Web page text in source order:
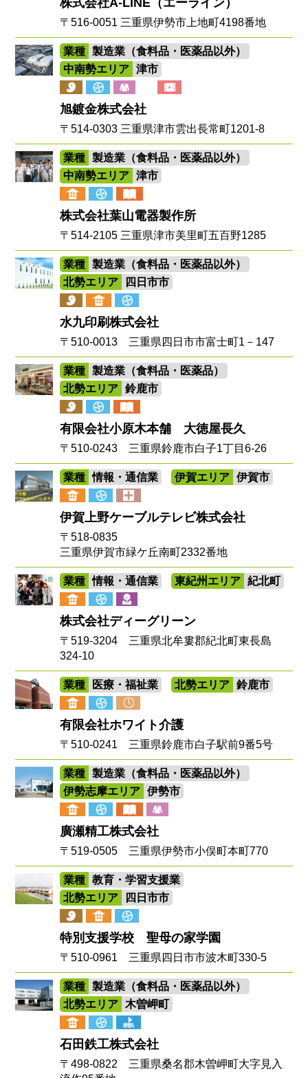
〒516-0051 三重県伊勢市上地町4198番地
業種
製造業（食料品・医薬品以外）
中南勢エリア
津市
旭鍍金株式会社
〒514-0303 三重県津市雲出長常町1201-8
業種
製造業（食料品・医薬品以外）
中南勢エリア
津市
株式会社葉山電器製作所
〒514-2105 三重県津市美里町五百野1285
業種
製造業（食料品・医薬品以外）
北勢エリア
四日市市
水九印刷株式会社
〒510-0013 三重県四日市市富士町1－147
業種
製造業（食料品・医薬品）
北勢エリア
鈴鹿市
有限会社小原木本舗 大徳屋長久
〒510-0243 三重県鈴鹿市白子1丁目6-26
業種 情報・通信業 伊賀エリア 伊賀市
伊賀上野ケーブルテレビ株式会社
〒518-0835
三重県伊賀市緑ケ丘南町2332番地
業種 情報・通信業 東紀州エリア 紀北町
株式会社ディーグリーン
〒519-3204 三重県北牟婁郡紀北町東長島
324-10
業種 医療・福祉業 北勢エリア 鈴鹿市
有限会社ホワイト介護
〒510-0241 三重県鈴鹿市白子駅前9番5号
業種
製造業（食料品・医薬品以外）
伊勢志摩エリア
伊勢市
廣瀬精工株式会社
〒519-0505 三重県伊勢市小俣町本町770
業種
教育・学習支援業
北勢エリア
四日市市
特別支援学校 聖母の家学園
〒510-0961 三重県四日市市波木町330-5
業種
製造業（食料品・医薬品以外）
北勢エリア
木曽岬町
石田鉄工株式会社
〒498-0822 三重県桑名郡木曽岬町大字見入